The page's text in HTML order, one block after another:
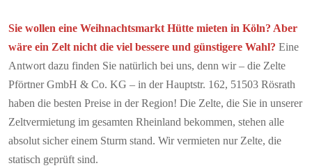
Sie wollen eine Weihnachtsmarkt Hütte mieten in Köln? Aber
wäre ein Zelt nicht die viel bessere und günstigere Wahl? Eine
Antwort dazu finden Sie natürlich bei uns, denn wir – die Zelte
Pförtner GmbH & Co. KG – in der Hauptstr. 162, 51503 Rösrath
haben die besten Preise in der Region! Die Zelte, die Sie in unserer
Zeltvermietung im gesamten Rheinland bekommen, stehen alle
absolut sicher einem Sturm stand. Wir vermieten nur Zelte, die
statisch geprüft sind.